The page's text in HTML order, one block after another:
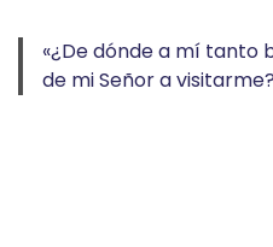
«¿De dónde a mí tanto
de mi Señor a